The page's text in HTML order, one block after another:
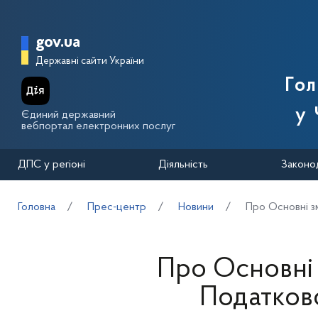
Головна сторінка Державної
gov.ua
Державні сайти України
Єдиний державний
вебпортал електронних послуг
у
ДПС у регіоні Діяльність
Головна Прес-центр Новини Про Основні
Про Основні